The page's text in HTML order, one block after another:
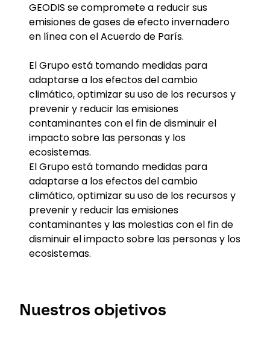
GEODIS se compromete a reducir sus
emisiones de gases de efecto invernadero
en línea con el Acuerdo de París.
El Grupo está tomando medidas para
adaptarse a los efectos del cambio
climático, optimizar su uso de los recursos y
prevenir y reducir las emisiones
contaminantes con el fin de disminuir el
impacto sobre las personas y los
ecosistemas.
El Grupo está tomando medidas para
adaptarse a los efectos del cambio
climático, optimizar su uso de los recursos y
prevenir y reducir las emisiones
contaminantes y las molestias con el fin de
disminuir el impacto sobre las personas y los
ecosistemas.
Nuestros objetivos